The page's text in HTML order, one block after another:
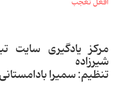
مرکز یادگیری سایت
شیرزاده
تنظیم: سمیرا بادامستانی